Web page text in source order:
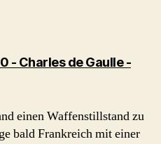
- Charles de Gaulle -
einen Waffenstillstand zu
bald Frankreich mit einer